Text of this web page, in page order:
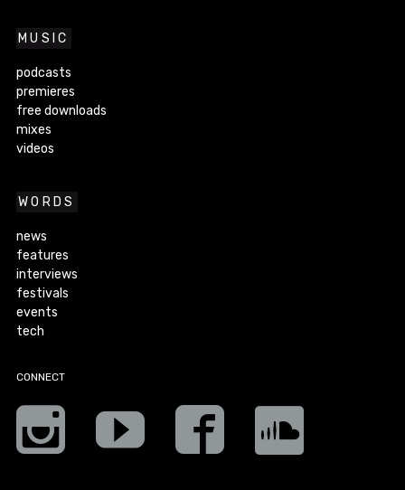
MUSIC
podcasts
premieres
free downloads
mixes
videos
WORDS
news
features
interviews
festivals
events
tech
CONNECT